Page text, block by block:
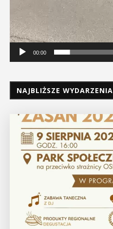
00:00
NAJBLIŻSZE WYDARZENIA